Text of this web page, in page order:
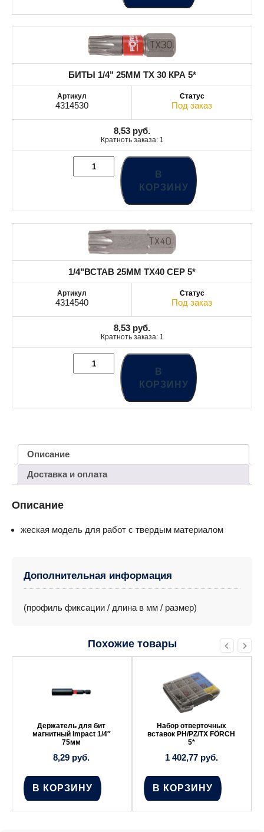
БИТЫ 1/4" 25MM TX 30 КРА 5*
4314530 Под заказ
8,53 руб.
Кратноть заказа: 1
В
КОРЗИНУ
1/4"ВСТАВ 25MM TX40 СЕР 5*
4314540 Под заказ
8,53 руб.
Кратноть заказа: 1
В
КОРЗИНУ
Описание
Доставка и оплата
Описание
жеская модель для работ с твердым материалом
Дополнительная информация
(профиль фиксации / длина в мм / размер)
Похожие товары
Держатель для бит
магнитный Impact 1/4″
75мм
8,29 руб.
В КОРЗИНУ
Набор отверточных
вставок PH/PZ/TX FÖRCH
5*
1 402,77 руб.
В КОРЗИНУ